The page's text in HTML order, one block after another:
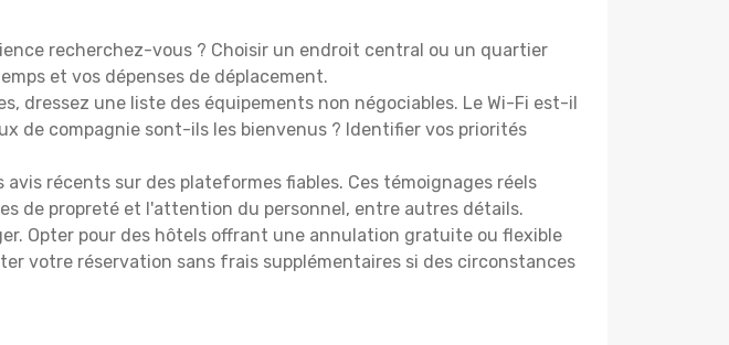
recherchez-vous ? Choisir un endroit central ou un quartier
et vos dépenses de déplacement.
dressez une liste des équipements non négociables. Le Wi-Fi est-il
de compagnie sont-ils les bienvenus ? Identifier vos priorités
récents sur des plateformes fiables. Ces témoignages réels
de propreté et l'attention du personnel, entre autres détails.
Opter pour des hôtels offrant une annulation gratuite ou flexible
votre réservation sans frais supplémentaires si des circonstances